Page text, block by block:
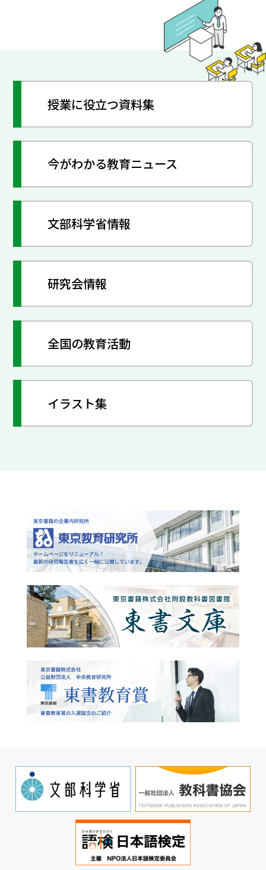
授業に役立つ資料集
今がわかる教育ニュース
文部科学省情報
研究会情報
全国の教育活動
イラスト集